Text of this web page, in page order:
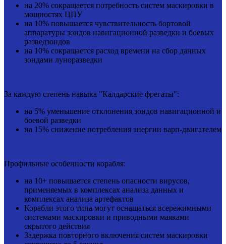
на 20% сокращается потребность систем маскировки в
мощностях ЦПУ
на 10% повышается чувствительность бортовой
аппаратуры зондов навигационной разведки и боевых
разведзондов
на 10% сокращается расход времени на сбор данных
зондами луноразведки
За каждую степень навыка "Калдарские фрегаты":
на 5% уменьшение отклонения зондов навигационной и
боевой разведки
на 15% снижение потребления энергии варп-двигателем
Профильные особенности корабля:
на 10+ повышается степень опасности вирусов,
применяемых в комплексах анализа данных и
комплексах анализа артефактов
Корабли этого типа могут оснащаться всережимными
системами маскировки и приводными маяками
скрытого действия
Задержка повторного включения систем маскировки